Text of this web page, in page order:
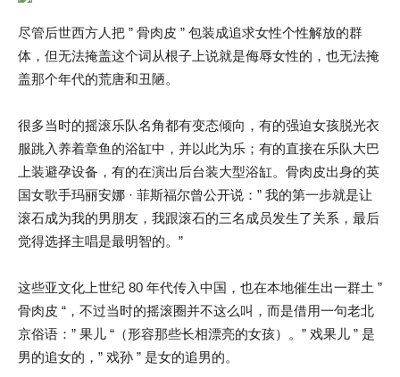
尽管后世西方人把 ” 骨肉皮 ” 包装成追求女性个性解放的群
体，但无法掩盖这个词从根子上说就是侮辱女性的，也无法掩
盖那个年代的荒唐和丑陋。
很多当时的摇滚乐队名角都有变态倾向，有的强迫女孩脱光衣
服跳入养着章鱼的浴缸中，并以此为乐；有的直接在乐队大巴
上装避孕设备，有的在演出后台装大型浴缸。骨肉皮出身的英
国女歌手玛丽安娜 · 菲斯福尔曾公开说：” 我的第一步就是让
滚石成为我的男朋友，我跟滚石的三名成员发生了关系，最后
觉得选择主唱是最明智的。”
这些亚文化上世纪 80 年代传入中国，也在本地催生出一群土 ”
骨肉皮 “，不过当时的摇滚圈并不这么叫，而是借用一句老北
京俗语：” 果儿 “（形容那些长相漂亮的女孩）。” 戏果儿 ” 是
男的追女的，” 戏孙 ” 是女的追男的。